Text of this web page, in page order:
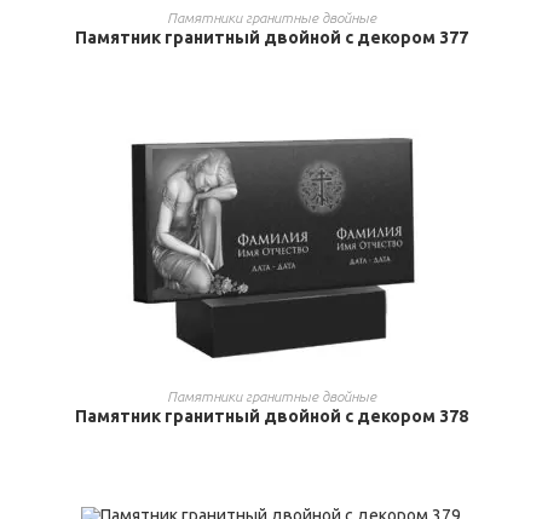
Памятники гранитные двойные
Памятник гранитный двойной с декором 377
Памятники гранитные двойные
Памятник гранитный двойной с декором 378